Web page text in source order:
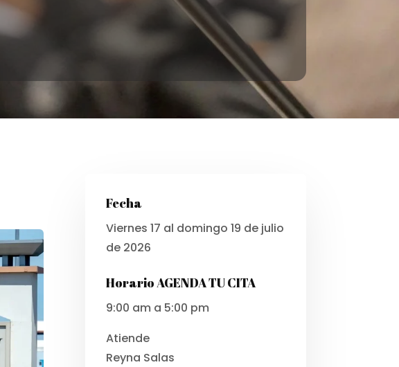
Fecha
Viernes 17 al domingo 19 de julio
de 2026
Horario AGENDA TU CITA
9:00 am a 5:00 pm
Atiende
Reyna Salas